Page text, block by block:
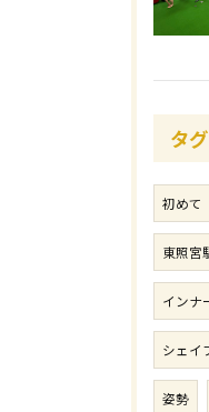
タグ
初めて
東照宮
インナ
シェイ
姿勢